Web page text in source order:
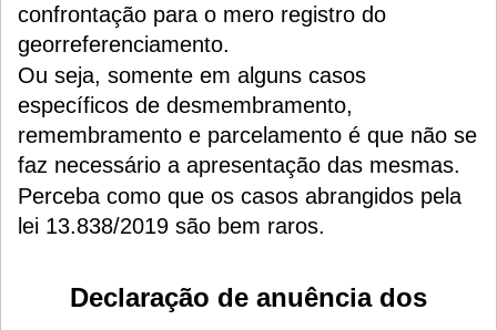
confrontação para o mero registro do
georreferenciamento.
Ou seja, somente em alguns casos
específicos de desmembramento,
remembramento e parcelamento é que não se
faz necessário a apresentação das mesmas.
Perceba como que os casos abrangidos pela
lei 13.838/2019 são bem raros.
Declaração de anuência dos